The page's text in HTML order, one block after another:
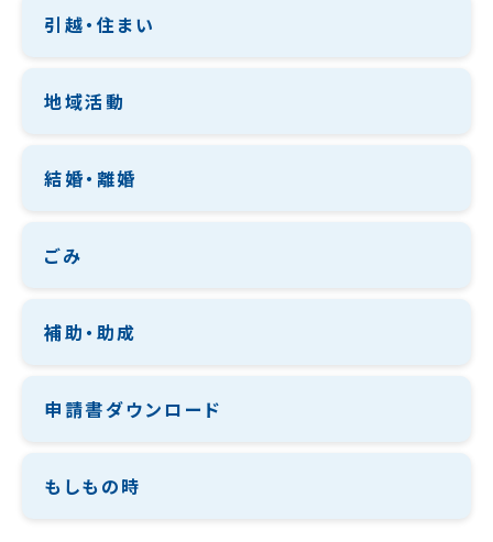
引越・住まい
地域活動
結婚・離婚
ごみ
補助・助成
申請書ダウンロード
もしもの時